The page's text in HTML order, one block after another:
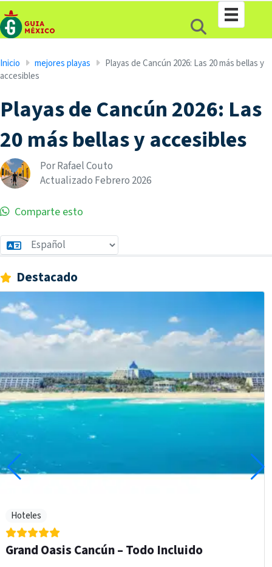
Inicio mejores playas
Playas de Cancún 2026: Las 20 más bellas y
accesibles
Playas de Cancún 2026: Las
20 más bellas y accesibles
Por Rafael Couto
Actualizado Febrero 2026
Comparte esto
Destacado
Hoteles
Iberostar Cancún